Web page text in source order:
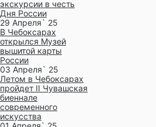
экскурсии в честь
Дня России
29 Апреля` 25
В Чебоксарах
открылся Музей
вышитой карты
России
03 Апреля` 25
Летом в Чебоксарах
пройдет II Чувашская
биеннале
современного
искусства